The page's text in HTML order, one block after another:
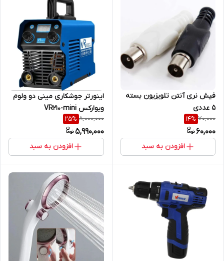
فیش نری آنتن تلویزیون بسته
5 عددی
70,000
14%
60,000
افزودن به سبد
اینورتر جوشکاری مینی دو ولوم
ویوارکس VR210-mini
8,000,000
25%
5,990,000
افزودن به سبد